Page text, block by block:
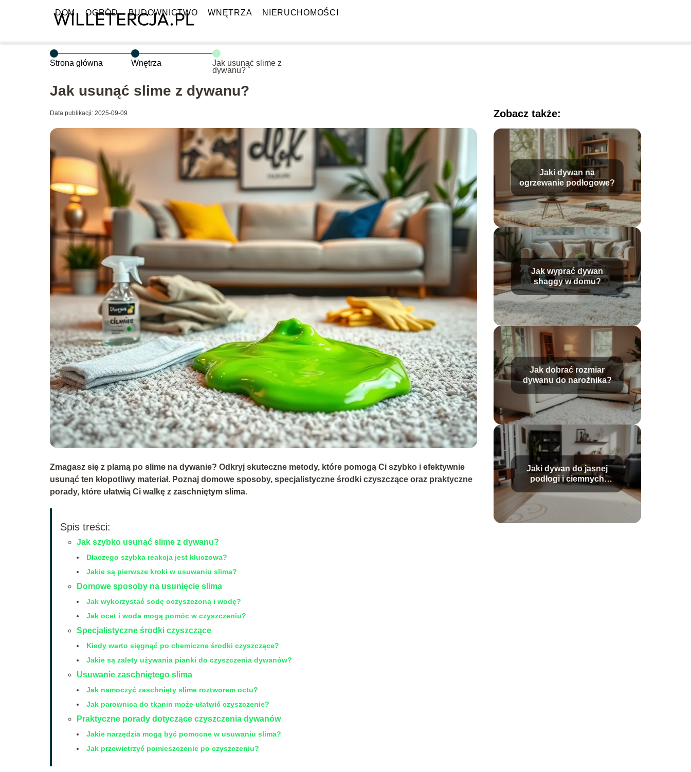
DOM OGRÓD BUDOWNICTWO WNĘTRZA NIERUCHOMOŚCI
Strona główna Wnętrza
Jak usunąć slime z
dywanu?
Jak usunąć slime z dywanu?
Data publikacji: 2025-09-09
Zmagasz się z plamą po slime na dywanie? Odkryj skuteczne metody, które pomogą Ci szybko i efektywnie
usunąć ten kłopotliwy materiał. Poznaj domowe sposoby, specjalistyczne środki czyszczące oraz praktyczne
porady, które ułatwią Ci walkę z zaschniętym slima.
Spis treści:
Jak szybko usunąć slime z dywanu?
Dlaczego szybka reakcja jest kluczowa?
Jakie są pierwsze kroki w usuwaniu slima?
Domowe sposoby na usunięcie slima
Jak wykorzystać sodę oczyszczoną i wodę?
Jak ocet i woda mogą pomóc w czyszczeniu?
Specjalistyczne środki czyszczące
Kiedy warto sięgnąć po chemiczne środki czyszczące?
Jakie są zalety używania pianki do czyszczenia dywanów?
Usuwanie zaschniętego slima
Jak namoczyć zaschnięty slime roztworem octu?
Jak parownica do tkanin może ułatwić czyszczenie?
Praktyczne porady dotyczące czyszczenia dywanów
Jakie narzędzia mogą być pomocne w usuwaniu slima?
Jak przewietrzyć pomieszczenie po czyszczeniu?
Zobacz także:
Jaki dywan na
ogrzewanie podłogowe?
Jak wyprać dywan
shaggy w domu?
Jak dobrać rozmiar
dywanu do narożnika?
Jaki dywan do jasnej
podłogi i ciemnych